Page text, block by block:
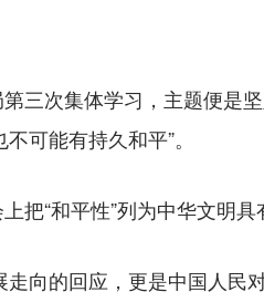
次集体学习，主题便是坚
可能有持久和平”。
“和平性”列为中华文明具
的回应，更是中国人民